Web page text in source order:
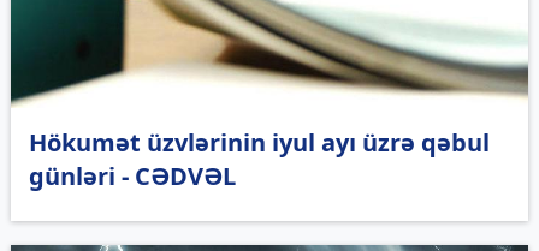
Hökumət üzvlərinin iyul ayı üzrə qəbul
günləri - CƏDVƏL